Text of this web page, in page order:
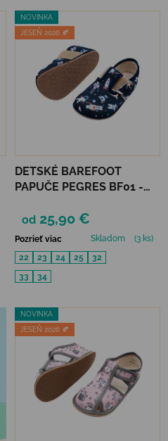
NOVINKA
JESEŇ 2026 🍂
DETSKÉ BAREFOOT
PAPUČE PEGRES BF01 -
od 25,90 €
Pozrieť viac Skladom
(3 ks)
22
23 24 25
32
33
34
NOVINKA
JESEŇ 2026 🍂